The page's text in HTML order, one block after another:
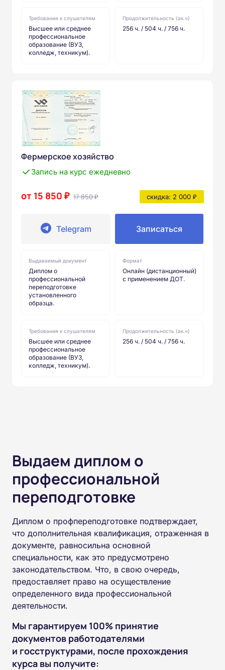
Требования к слушателям
Высшее или среднее
профессиональное
образование (ВУЗ,
колледж, техникум).
Продолжительность (ак.ч)
256 ч. / 504 ч. / 756 ч.
Фермерское хозяйство
Запись на курс ежедневно
от 15 850 ₽ 17 850 ₽ скидка: 2 000 ₽
Telegram Записаться
Выдаваемый документ
Диплом о
профессиональной
переподготовке
установленного
образца.
Формат
Онлайн (дистанционный)
с применением ДОТ.
Требования к слушателям
Высшее или среднее
профессиональное
образование (ВУЗ,
колледж, техникум).
Продолжительность (ак.ч)
256 ч. / 504 ч. / 756 ч.
Выдаем диплом о
профессиональной
переподготовке
Диплом о профпереподготовке подтверждает,
что дополнительная квалификация, отраженная в
документе, равносильна основной
специальности, как это предусмотрено
законодательством. Что, в свою очередь,
предоставляет право на осуществление
определенного вида профессиональной
деятельности.
Мы гарантируем 100% принятие
документов работодателями
и госструктурами, после прохождения
курса вы получите: